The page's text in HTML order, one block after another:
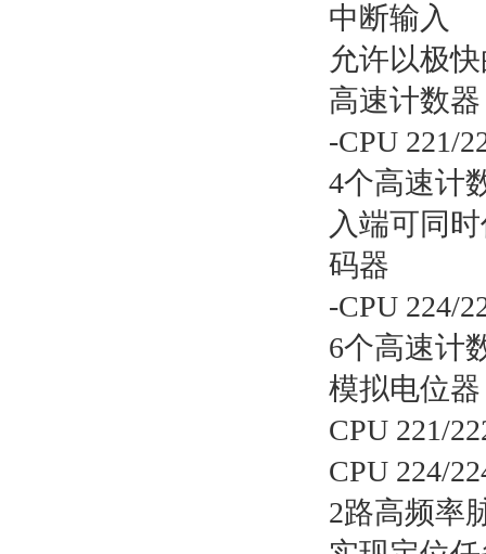
中断输入
允许以极
高速计数器
-CPU 221/
4个高速计
入端可同
码器
-CPU 224/
6个高速计
模拟电位器
CPU 221/
CPU 224/
2路高频率